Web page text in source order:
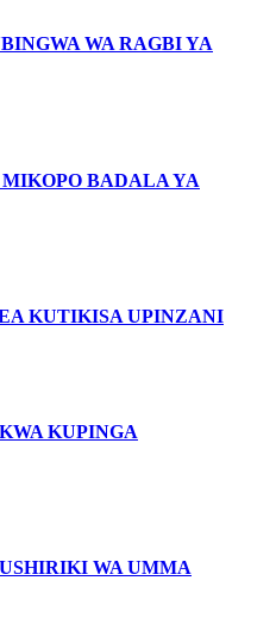
WA RAGBI YA
BADALA YA
KUTIKISA UPINZANI
KUPINGA
WA UMMA